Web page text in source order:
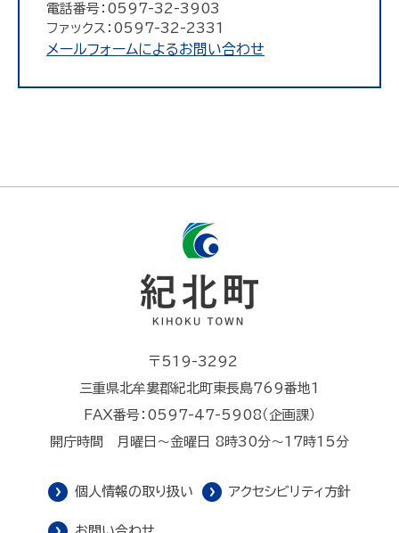
電話番号：0597-32-3903
ファックス：0597-32-2331
メールフォームによるお問い合わせ
〒519-3292
三重県北牟婁郡紀北町東長島769番地1
FAX番号：0597-47-5908（企画課）
開庁時間 月曜日～金曜日 8時30分～17時15分
個人情報の取り扱い アクセシビリティ方針